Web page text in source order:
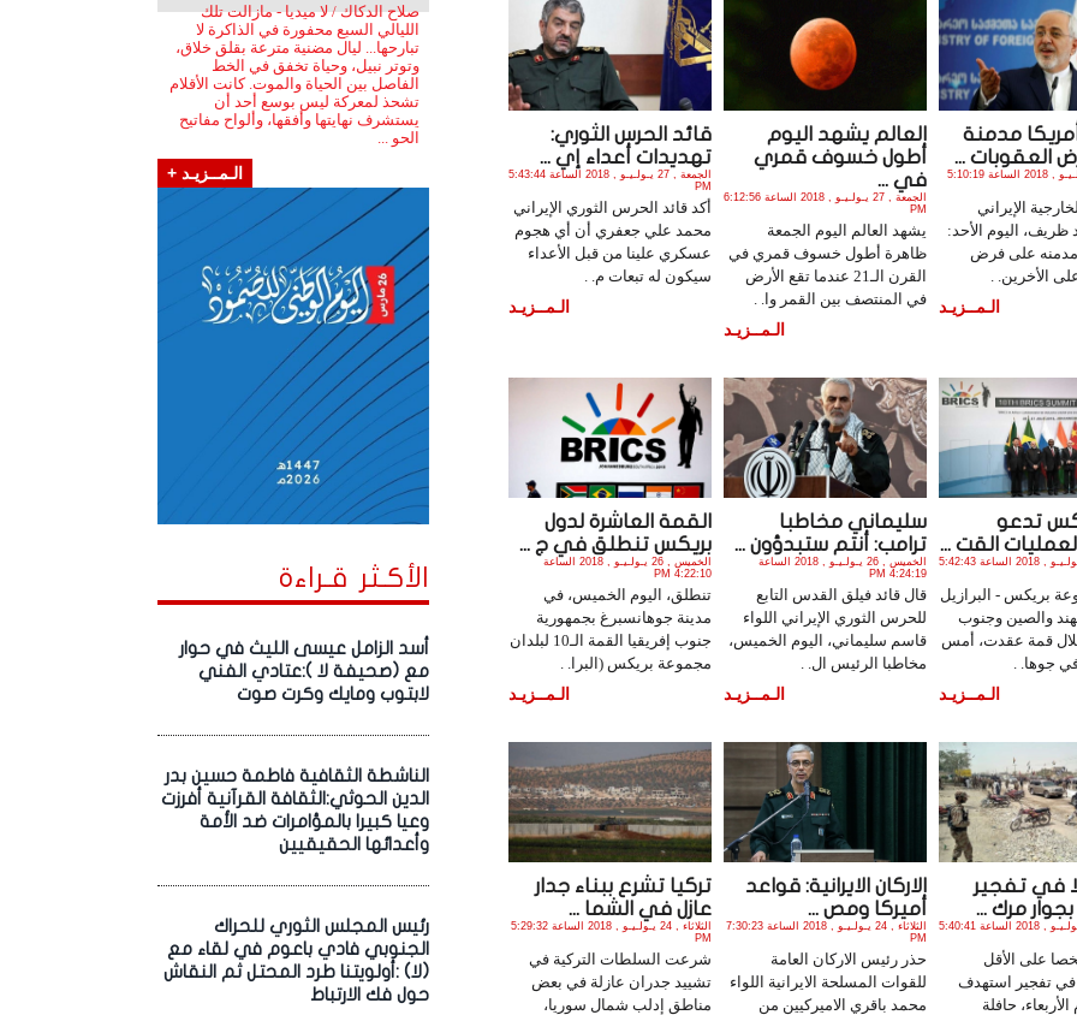
صلاح الدكاك / لا ميديا - مازالت تلك
الليالي السبع محفورة في الذاكرة لا
تبارحها... ليال مضنية مترعة بقلق خلاق،
وتوتر نبيل، وحياة تخفق في الخط
الفاصل بين الحياة والموت. كانت الأقلام
تشحذ لمعركة ليس بوسع أحد أن
يستشرف نهايتها وأفقها، وألواح مفاتيح
الحو ...
الـمــزيـد +
الأكـثر قـراءة
أسد الزامل عيسى الليث في حوار
مع (صحيفة لا ):عتادي الفني
لابتوب ومايك وكرت صوت
الناشطة الثقافية فاطمة حسين بدر
الدين الحوثي:الثقافة القرآنية أفرزت
وعيا كبيرا بالمؤامرات ضد الأمة
وأعدائها الحقيقيين
رئيس المجلس الثوري للحراك
الجنوبي فادي باعوم في لقاء مع
(لا) :أولويتنا طرد المحتل ثم النقاش
حول فك الارتباط
مدمنة
العقوبات ...
الأحد , 29 يـولـيـو , 2018 الساعة 5:10:19
الإيراني
ظريف، اليوم الأحد:
مدمنه على فرض
الأخرين. .
الـمــزيـد
العالم يشهد اليوم
أطول خسوف قمري
في ...
الجمعة , 27 يـولـيـو , 2018 الساعة 6:12:56
PM
يشهد العالم اليوم الجمعة
ظاهرة أطول خسوف قمري في
القرن الـ21 عندما تقع الأرض
في المنتصف بين القمر وا. .
الـمــزيـد
قائد الحرس الثوري:
تهديدات أعداء إي ...
الجمعة , 27 يـولـيـو , 2018 الساعة 5:43:44
PM
أكد قائد الحرس الثوري الإيراني
محمد علي جعفري أن أي هجوم
عسكري علينا من قبل الأعداء
سيكون له تبعات م. .
الـمــزيـد
تدعو
القت ...
الجمعة , 27 يـولـيـو , 2018 الساعة 5:42:43
بريكس - البرازيل
والصين وجنوب
خلال قمة عقدت، أمس
جوها. .
الـمــزيـد
سليماني مخاطبا
ترامب: أنتم ستبدؤون ...
الخميس , 26 يـولـيـو , 2018 الساعة
4:24:19 PM
قال قائد فيلق القدس التابع
للحرس الثوري الإيراني اللواء
قاسم سليماني، اليوم الخميس،
مخاطبا الرئيس ال. .
الـمــزيـد
القمة العاشرة لدول
بريكس تنطلق في ج ...
الخميس , 26 يـولـيـو , 2018 الساعة
4:22:10 PM
تنطلق، اليوم الخميس، في
مدينة جوهانسبرغ بجمهورية
جنوب إفريقيا القمة الـ10 لبلدان
مجموعة بريكس (البرا. .
الـمــزيـد
في تفجير
بجوار مرك ...
الأربعاء , 25 يـولـيـو , 2018 الساعة 5:40:41
24 شخصا على الأقل
تفجير استهدف
حافلة
الاركان الايرانية: قواعد
أميركا ومص ...
الثلاثاء , 24 يـولـيـو , 2018 الساعة 7:30:23
PM
حذر رئيس الاركان العامة
للقوات المسلحة الايرانية اللواء
محمد باقري الاميركيين من
تركيا تشرع ببناء جدار
عازل في الشما ...
الثلاثاء , 24 يـولـيـو , 2018 الساعة 5:29:32
PM
شرعت السلطات التركية في
تشييد جدران عازلة في بعض
مناطق إدلب شمال سوريا،